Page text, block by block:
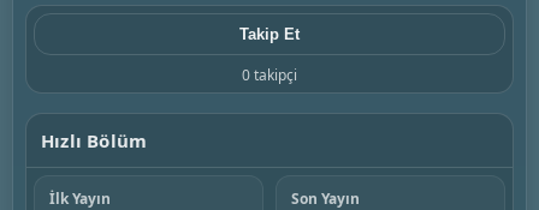
Takip Et
0 takipçi
Hızlı Bölüm
İlk Yayın Son Yayın